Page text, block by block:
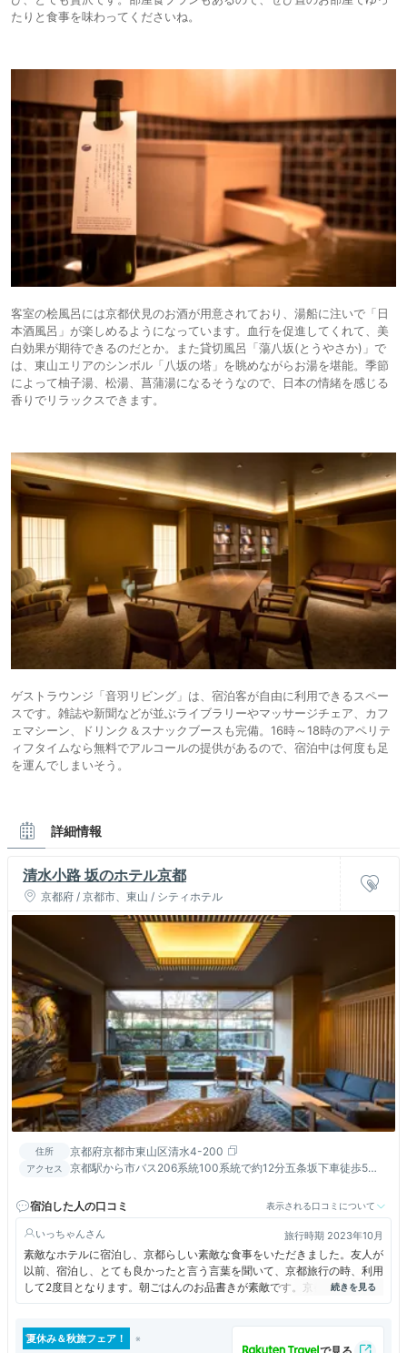
たりと食事を味わってくださいね。
客室の桧風呂には京都伏見のお酒が用意されており、湯船に注いで「日
本酒風呂」が楽しめるようになっています。血行を促進してくれて、美
白効果が期待できるのだとか。また貸切風呂「蕩八坂(とうやさか)」で
は、東山エリアのシンボル「八坂の塔」を眺めながらお湯を堪能。季節
によって柚子湯、松湯、菖蒲湯になるそうなので、日本の情緒を感じる
香りでリラックスできます。
ゲストラウンジ「音羽リビング」は、宿泊客が自由に利用できるスペー
スです。雑誌や新聞などが並ぶライブラリーやマッサージチェア、カフ
ェマシーン、ドリンク＆スナックブースも完備。16時～18時のアペリテ
ィフタイムなら無料でアルコールの提供があるので、宿泊中は何度も足
を運んでしまいそう。
詳細情報
清水小路 坂のホテル京都
京都府 / 京都市、東山 / シティホテル
住所 京都府京都市東山区清水4-200
アクセス
京都駅から市バス206系統100系統で約12分五条坂下車徒歩5
宿泊した人の口コミ
表示される口コミについて
いっちゃん 旅行時期 2023年10月
素敵なホテルに宿泊し、京都らしい素敵な食事をいただきました。友人が
以前、宿泊し、とても良かったと言う言葉を聞いて、京都旅行の時、利用
して2度目となります。朝ごはんのお品書きが素敵です。京都ならではの
朝ごはんは、とても美味しかったです。
空間の宿、そしてダイニングでした。ホテルは清水寺にも近くて便利で
夏休み＆秋旅フェア！